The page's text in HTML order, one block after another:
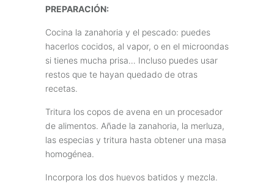
PREPARACIÓN:
Cocina la zanahoria y el pescado: puedes
hacerlos cocidos, al vapor, o en el microondas
si tienes mucha prisa… Incluso puedes usar
restos que te hayan quedado de otras
recetas.
Tritura los copos de avena en un procesador
de alimentos. Añade la zanahoria, la merluza,
las especias y tritura hasta obtener una masa
homogénea.
Incorpora los dos huevos batidos y mezcla.